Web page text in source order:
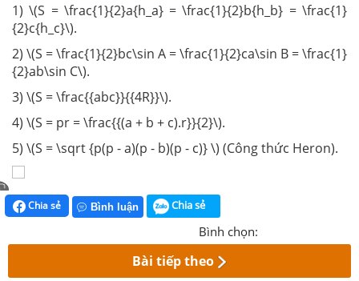
1) \(S = \frac{1}{2}a{h_a} = \frac{1}{2}b{h_b} = \frac{1}
{2}c{h_c}\).
2) \(S = \frac{1}{2}bc\sin A = \frac{1}{2}ca\sin B = \frac{1}
{2}ab\sin C\).
3) \(S = \frac{{abc}}{{4R}}\).
4) \(S = pr = \frac{{(a + b + c).r}}{2}\).
5) \(S = \sqrt {p(p - a)(p - b)(p - c)} \) (Công thức Heron).
Chia sẻ Bình luận Chia sẻ
Bình chọn:
Bài tiếp theo